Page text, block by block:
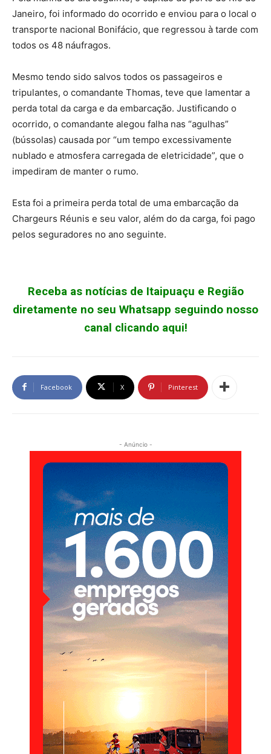
Janeiro, foi informado do ocorrido e enviou para o local o
transporte nacional Bonifácio, que regressou à tarde com
todos os 48 náufragos.
Mesmo tendo sido salvos todos os passageiros e
tripulantes, o comandante Thomas, teve que lamentar a
perda total da carga e da embarcação. Justificando o
ocorrido, o comandante alegou falha nas “agulhas”
(bússolas) causada por “um tempo excessivamente
nublado e atmosfera carregada de eletricidade”, que o
impediram de manter o rumo.
Esta foi a primeira perda total de uma embarcação da
Chargeurs Réunis e seu valor, além do da carga, foi pago
pelos seguradores no ano seguinte.
Receba as notícias de Itaipuaçu e Região
diretamente no seu Whatsapp seguindo nosso
canal clicando aqui!
Facebook X Pinterest
- Anúncio -